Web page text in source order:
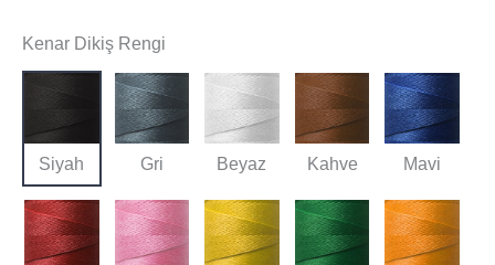
Kenar Dikiş Rengi
Siyah Gri Beyaz Kahve Mavi